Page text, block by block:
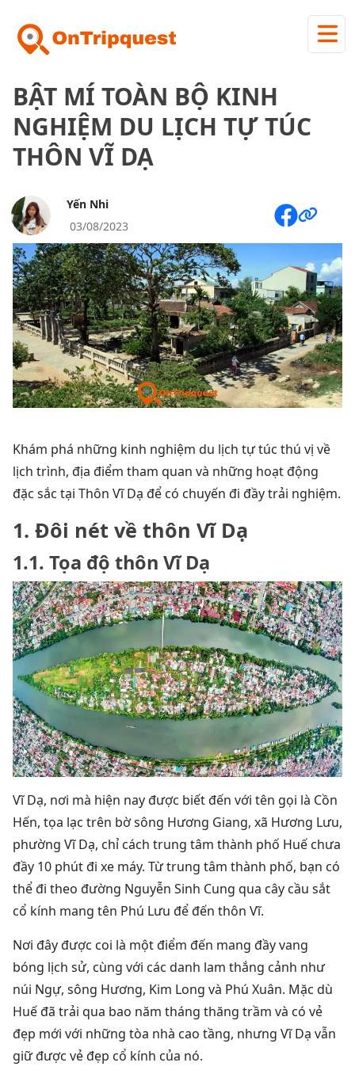
BẬT MÍ TOÀN BỘ KINH
NGHIỆM DU LỊCH TỰ TÚC
THÔN VĨ DẠ
Yến Nhi
03/08/2023
Khám phá những kinh nghiệm du lịch tự túc thú vị về
lịch trình, địa điểm tham quan và những hoạt động
đặc sắc tại Thôn Vĩ Dạ để có chuyến đi đầy trải nghiệm.
1. Đôi nét về thôn Vĩ Dạ
1.1. Tọa độ thôn Vĩ Dạ
Vĩ Dạ, nơi mà hiện nay được biết đến với tên gọi là Cồn
Hến, tọa lạc trên bờ sông Hương Giang, xã Hương Lưu,
phường Vĩ Dạ, chỉ cách trung tâm thành phố Huế chưa
đầy 10 phút đi xe máy. Từ trung tâm thành phố, bạn có
thể đi theo đường Nguyễn Sinh Cung qua cây cầu sắt
cổ kính mang tên Phú Lưu để đến thôn Vĩ.
Nơi đây được coi là một điểm đến mang đầy vang
bóng lịch sử, cùng với các danh lam thắng cảnh như
núi Ngự, sông Hương, Kim Long và Phú Xuân. Mặc dù
Huế đã trải qua bao năm tháng thăng trầm và có vẻ
đẹp mới với những tòa nhà cao tầng, nhưng Vĩ Dạ vẫn
giữ được vẻ đẹp cổ kính của nó.